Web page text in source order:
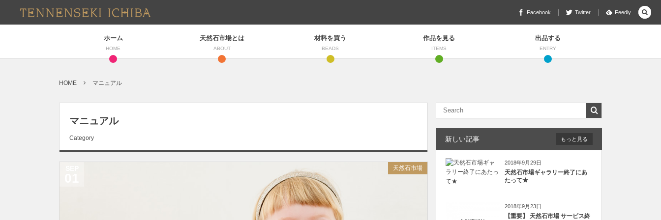
Facebook Twitter Feedly
ホーム
HOME
天然石市場とは
ABOUT
材料を買う
BEADS
作品を見る
ITEMS
出品する
ENTRY
HOME マニュアル
マニュアル
Category
天然石市場
新しい記事
2018年9月29日
天然石市場ギャラリー終了にあ
たって★
2018年9月23日
【重要】 天然石市場 サービス終
もっと見る